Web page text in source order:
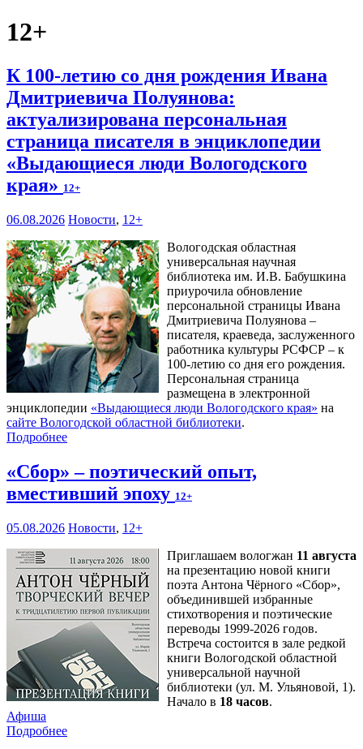
12+
К 100-летию со дня рождения Ивана
Дмитриевича Полуянова:
актуализирована персональная
страница писателя в энциклопедии
«Выдающиеся люди Вологодского
края» 12+
06.08.2026 Новости, 12+
Вологодская областная
универсальная научная
библиотека им. И.В. Бабушкина
приурочила обновление
персональной страницы Ивана
Дмитриевича Полуянова –
писателя, краеведа, заслуженного
работника культуры РСФСР – к
100‑летию со дня его рождения.
Персональная страница
размещена в электронной
энциклопедии «Выдающиеся люди Вологодского края» на
сайте Вологодской областной библиотеки.
Подробнее
«Сбор» – поэтический опыт,
вместивший эпоху 12+
05.08.2026 Новости, 12+
Приглашаем вологжан 11 августа
на презентацию новой книги
поэта Антона Чёрного «Сбор»,
объединившей избранные
стихотворения и поэтические
переводы 1999-2026 годов.
Встреча состоится в зале редкой
книги Вологодской областной
универсальной научной
библиотеки (ул. М. Ульяновой, 1).
Начало в 18 часов.
Афиша
Подробнее